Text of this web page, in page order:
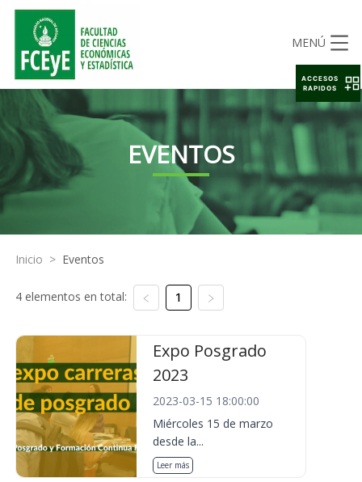
MENÚ
EVENTOS
Inicio > Eventos
4 elementos en total: 1
Expo Posgrado
2023
2023-03-15 18:00:00
Miércoles 15 de marzo
desde la...
Leer más
ACCESOS
RAPIDOS